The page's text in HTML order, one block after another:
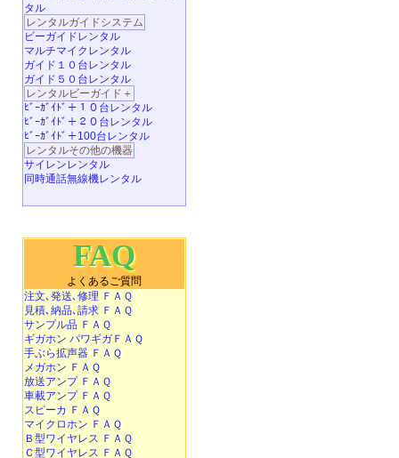
タル
レンタルガイドシステム
ビーガイドレンタル
マルチマイクレンタル
ガイド１０台レンタル
ガイド５０台レンタル
レンタルビーガイド＋
ﾋﾞｰｶﾞｲﾄﾞ＋１０台レンタル
ﾋﾞｰｶﾞｲﾄﾞ＋２０台レンタル
ﾋﾞｰｶﾞｲﾄﾞ＋100台レンタル
レンタルその他の機器
サイレンレンタル
同時通話無線機レンタル
FAQ
よくあるご質問
注文､発送､修理 ＦＡＱ
見積､納品､請求 ＦＡＱ
サンプル品 ＦＡＱ
ギガホン パワギガＦＡＱ
手ぶら拡声器 ＦＡＱ
メガホン ＦＡＱ
放送アンプ ＦＡＱ
車載アンプ ＦＡＱ
スピーカ ＦＡＱ
マイクロホン ＦＡＱ
Ｂ型ワイヤレス ＦＡＱ
Ｃ型ワイヤレス ＦＡＱ